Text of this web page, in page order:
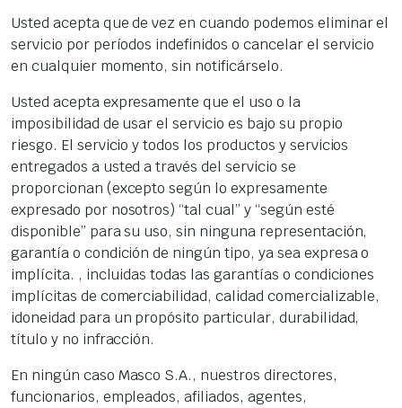
Usted acepta que de vez en cuando podemos eliminar el
servicio por períodos indefinidos o cancelar el servicio
en cualquier momento, sin notificárselo.
Usted acepta expresamente que el uso o la
imposibilidad de usar el servicio es bajo su propio
riesgo. El servicio y todos los productos y servicios
entregados a usted a través del servicio se
proporcionan (excepto según lo expresamente
expresado por nosotros) “tal cual” y “según esté
disponible” para su uso, sin ninguna representación,
garantía o condición de ningún tipo, ya sea expresa o
implícita. , incluidas todas las garantías o condiciones
implícitas de comerciabilidad, calidad comercializable,
idoneidad para un propósito particular, durabilidad,
título y no infracción.
En ningún caso Masco S.A., nuestros directores,
funcionarios, empleados, afiliados, agentes,